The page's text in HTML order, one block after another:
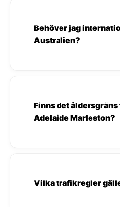
Behöver jag
Australien?
Finns det åldersgräns
Adelaide Marleston?
Vilka trafikregler